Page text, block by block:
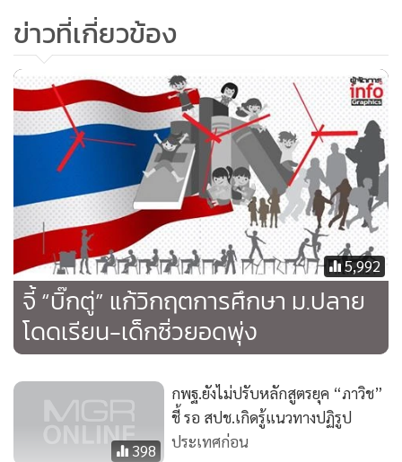
เรียนเรื่องประวัติศาสตร์และหน้าที่พลเมืองให้จัดการเรียนการ
สอนในรูปแบบของกิจกรรมแทน ซึ่งคาดว่าจะเริ่มปรับลดชั่วโมง
เรียนได้ช่วงภาคเรียน 2 ปีการศึกษา 2557 เพราะ สพฐ. ยังไม่
อยากปรับลดใหญ่ทั้งหมด เนื่องจากมีครูและบุคลากรทางการ
ศึกษาจำนวนมาก อีกทั้งการปรับลดชั่วโมงเรียนต้องเกี่ยวข้องกับ
หน่วยกิต และการเรียนจบการศึกษา ดังนั้น จึงต้องมีการศึกษา
และวิเคราะห์เรื่องเหล่านี้ให้เกิดความชัดเจนก่อน
สรุปก็คือขานรับนโยบาย คสช. แต่ยังไม่มีแนวทาง และการ
วางแผนที่ชัดเจนในเรื่องนี้แต่ประการใด !
จริงๆ ประเด็นเรื่องการลดจำนวนชั่วโมงลง ไม่สำคัญเท่ากับเวลา
ที่มีอยู่ เด็กได้เรียนรู้อะไรและอย่างไร ?
ในเมื่อแนวทางและรูปแบบยังไม่ชัดเจน ถ้าเพียงการลดจำนวน
ชั่วโมงลง แต่ไม่ปรับเปลี่ยนวิธีการเรียนการสอน ไม่ปรับเปลี่ยน
โครงสร้างการศึกษาทั้งระบบ เด็กยังคงต้องเรียนเพื่อสอบและ
ข่าวที่เกี่ยวข้อง
5,992
จี้ “บิ๊กตู่” แก้วิกฤตการศึกษา ม.ปลาย
โดดเรียน-เด็กซิ่วยอดพุ่ง
398
กพฐ.ยังไม่ปรับหลักสูตรยุค “ภาวิช”
ชี้ รอ สปช.เกิดรู้แนวทางปฏิรูป
ประเทศก่อน